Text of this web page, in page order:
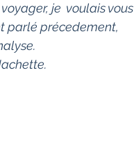
Littérature pendjabi
je  voulais vous
parlé précedement,